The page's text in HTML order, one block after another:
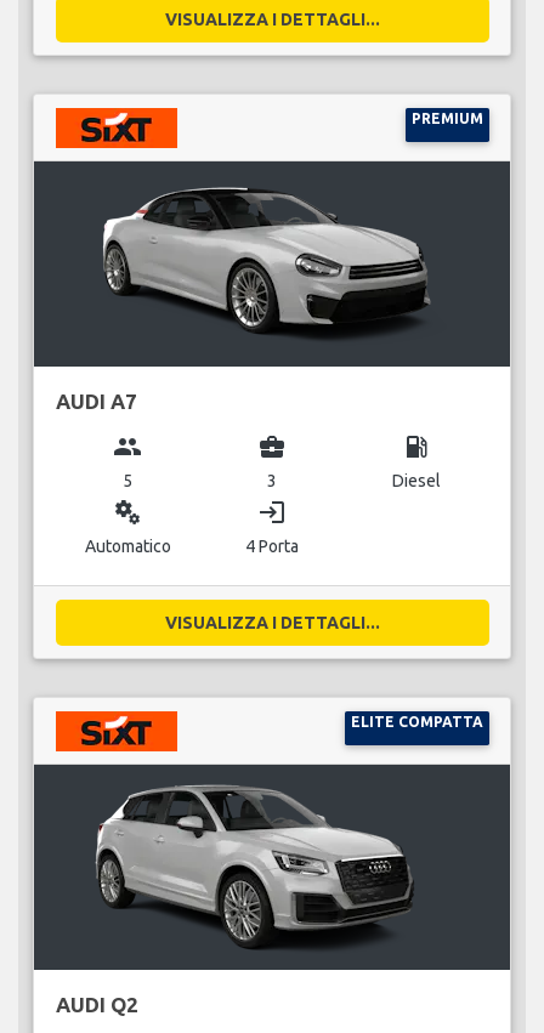
VISUALIZZA I DETTAGLI...
PREMIUM
AUDI A7
group
5
business_center
3
local_gas_station
Diesel
miscellaneous_services
Automatico
login
4 Porta
VISUALIZZA I DETTAGLI...
ELITE COMPATTA
AUDI Q2